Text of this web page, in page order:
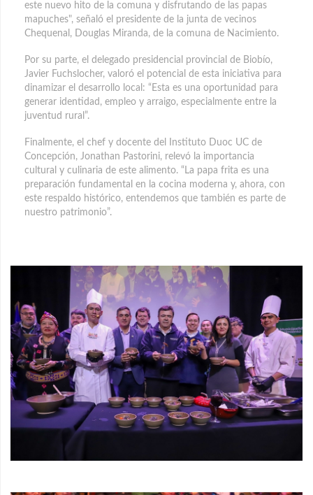
este nuevo hito de la comuna y disfrutando de las papas
mapuches", señaló el presidente de la junta de vecinos
Chequenal, Douglas Miranda, de la comuna de Nacimiento.
Por su parte, el delegado presidencial provincial de Biobío,
Javier Fuchslocher, valoró el potencial de esta iniciativa para
dinamizar el desarrollo local: “Esta es una oportunidad para
generar identidad, empleo y arraigo, especialmente entre la
juventud rural”.
Finalmente, el chef y docente del Instituto Duoc UC de
Concepción, Jonathan Pastorini, relevó la importancia
cultural y culinaria de este alimento. “La papa frita es una
preparación fundamental en la cocina moderna y, ahora, con
este respaldo histórico, entendemos que también es parte de
nuestro patrimonio”.